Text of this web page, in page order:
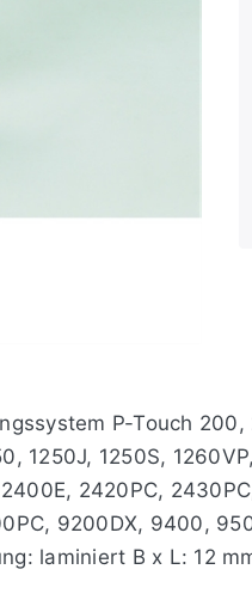
P-Touch
1250J, 1250S,
2420PC,
9200DX, 9400,
laminiert B x L: 12